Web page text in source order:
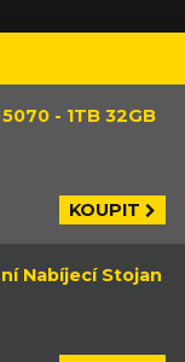
- 1TB 32GB
KOUPIT
Nabíjecí Stojan